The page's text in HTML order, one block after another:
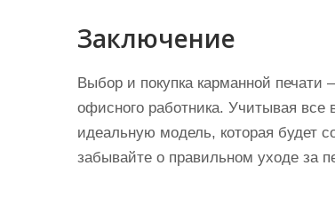
Заключение
Выбор и покупка карманной
офисного работника. Учитывая
идеальную модель, которая будет
забывайте о правильном уходе за